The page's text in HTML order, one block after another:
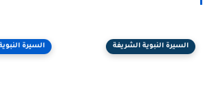
السيرة النبوية الشريفة السيرة